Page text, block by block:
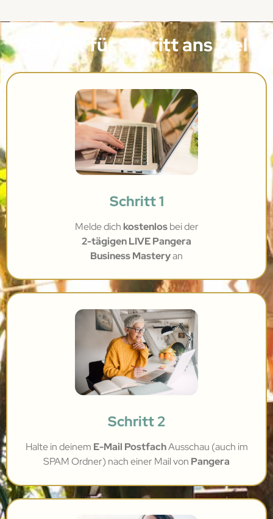
Schritt für Schritt ans Ziel
Schritt 1
Melde dich kostenlosbeider
2-tägigen LIVE Pangera
Business Masteryan
Schritt 2
Halte in deinem E-Mail PostfachAusschau (auch im
SPAM Ordner) nach einer Mail von Pangera